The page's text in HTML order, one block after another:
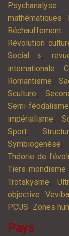
Psychanalyse
mathématiques,
Révolution
Social »,
internationale
Romantisme,
Sculture,
Semi-féodalisme
impérialisme,
Sport,
Symbiogenèse
Théorie de
Tiers-mondisme,
Trotskysme,
objective, Veviba
PCUS, Zones
Pays